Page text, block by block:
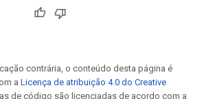
contrária, o conteúdo desta página é
a Licença de atribuição 4.0 do Creative
de código são licenciadas de acordo com a